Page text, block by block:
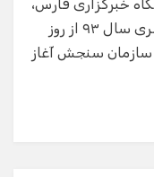
خبرگزاری فارس،
گفت: ثبت‌نام از داوطلبان آزمون سراسری سال ۹۳ از روز
سازمان سنجش آغاز